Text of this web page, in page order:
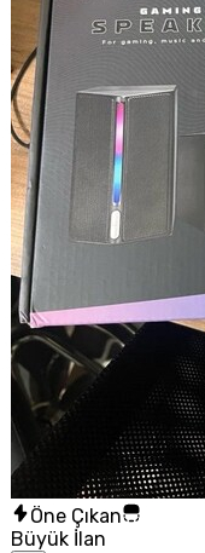
Öne Çıkan
Büyük İlan